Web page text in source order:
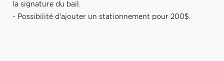
la signature du bail.
- Possibilité d'ajouter un stationnement pour 200$.